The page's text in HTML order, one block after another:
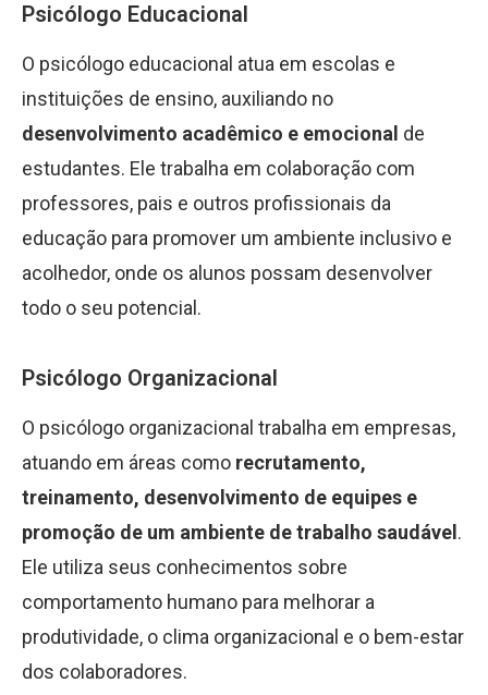
Psicólogo Educacional
O psicólogo educacional atua em escolas e
instituições de ensino, auxiliando no
desenvolvimento acadêmico e emocional de
estudantes. Ele trabalha em colaboração com
professores, pais e outros profissionais da
educação para promover um ambiente inclusivo e
acolhedor, onde os alunos possam desenvolver
todo o seu potencial.
Psicólogo Organizacional
O psicólogo organizacional trabalha em empresas,
atuando em áreas como recrutamento,
treinamento, desenvolvimento de equipes e
promoção de um ambiente de trabalho saudável .
Ele utiliza seus conhecimentos sobre
comportamento humano para melhorar a
produtividade, o clima organizacional e o bem-estar
dos colaboradores.